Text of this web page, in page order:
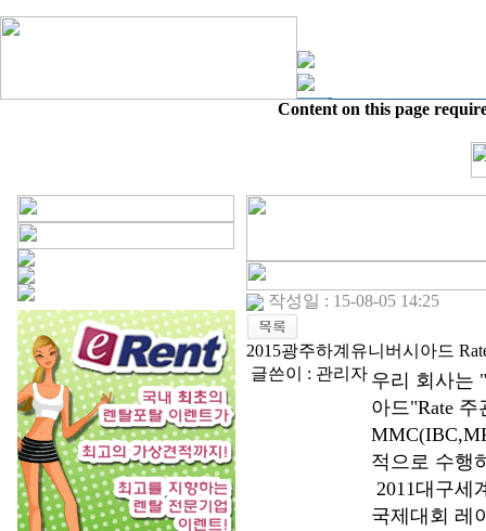
Content on this page
작성일 : 15-08-05 14:25
2015광주하계유니버시아드
글쓴이 : 관리자 우리 회사는
아드"Rate
적으로 수행
2011대구세
국제대회 레